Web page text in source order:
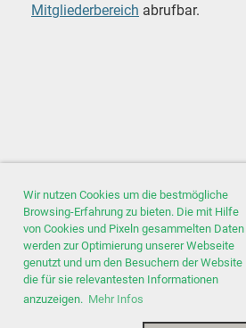
Wir nutzen Cookies um die bestmögliche
Browsing-Erfahrung zu bieten. Die mit Hilfe
von Cookies und Pixeln gesammelten Daten
werden zur Optimierung unserer Webseite
genutzt und um den Besuchern der Website
die für sie relevantesten Informationen
anzuzeigen. Mehr Infos
Mitgliederbereich abrufbar.